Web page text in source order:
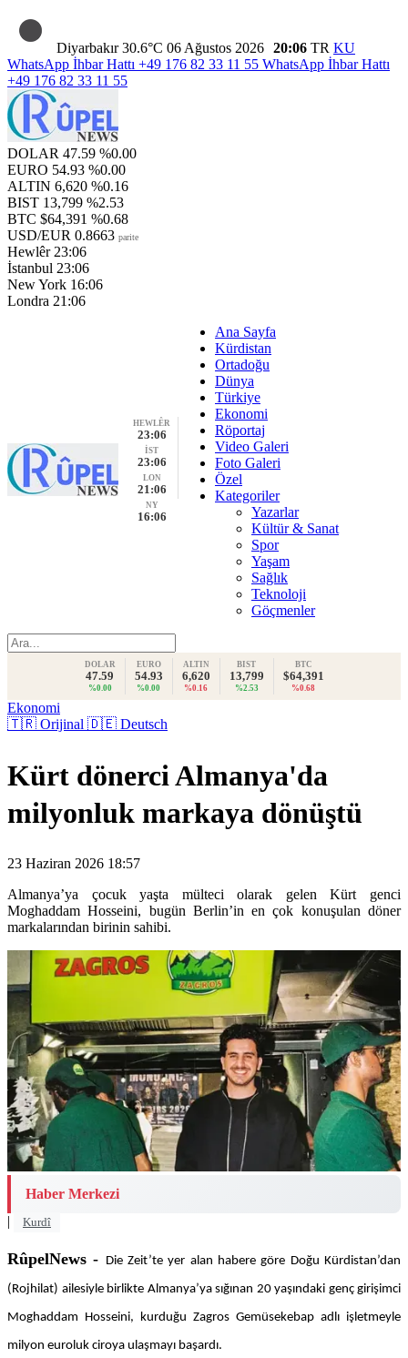
Diyarbakır 30.6°C 06 Ağustos 2026 20:06 TR KU
WhatsApp İhbar Hattı +49 176 82 33 11 55 WhatsApp İhbar Hattı
+49 176 82 33 11 55
DOLAR 47.59 %0.00
EURO 54.93 %0.00
ALTIN 6,620 %0.16
BIST 13,799 %2.53
BTC $64,391 %0.68
USD/EUR 0.8663 parite
Hewlêr 23:06
İstanbul 23:06
New York 16:06
Londra 21:06
HEWLÊR
23:06
İST
23:06
LON
21:06
NY
16:06
Ana Sayfa
Kürdistan
Ortadoğu
Dünya
Türkiye
Ekonomi
Röportaj
Video Galeri
Foto Galeri
Özel
Kategoriler
Yazarlar
Kültür & Sanat
Spor
Yaşam
Sağlık
Teknoloji
Göçmenler
DOLAR
47.59
%0.00
EURO
54.93
%0.00
ALTIN
6,620
%0.16
BIST
13,799
%2.53
BTC
$64,391
%0.68
Ekonomi
🇹🇷 Orijinal 🇩🇪 Deutsch
Kürt dönerci Almanya'da
milyonluk markaya dönüştü
23 Haziran 2026 18:57
Almanya’ya çocuk yaşta mülteci olarak gelen Kürt genci
Moghaddam Hosseini, bugün Berlin’in en çok konuşulan döner
markalarından birinin sahibi.
Haber Merkezi
|
Kurdî
RûpelNews - Die Zeit’te yer alan habere göre Doğu Kürdistan’dan
(Rojhilat) ailesiyle birlikte Almanya’ya sığınan 20 yaşındaki genç girişimci
Moghaddam Hosseini, kurduğu Zagros Gemüsekebap adlı işletmeyle
milyon euroluk ciroya ulaşmayı başardı.